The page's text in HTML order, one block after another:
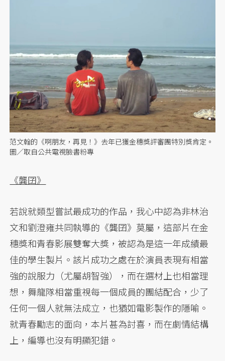
范文翰的《啊朋友，再見！》去年已獲金穗獎評審團特別獎肯定。
圖／取自公共電視臉書粉專
《龔囝》
若說就類型嘗試最成功的作品，我心中認為非林治
文和劉澄雍共同執導的《龔囝》莫屬，這部片在金
穗獎和青春影展雙奪大獎，被認為是這一年成績最
佳的學生製片。該片成功之處在於演員表現有相當
強的說服力（尤屬胡智強），而在選材上也相當理
想，舞龍隊相當重視每一個成員的團結配合，少了
任何一個人就無法成立，也猶如電影製作的隱喻。
就青春勵志的面向，本片甚為討喜，而在劇情結構
上，編導也沒有明顯犯錯。